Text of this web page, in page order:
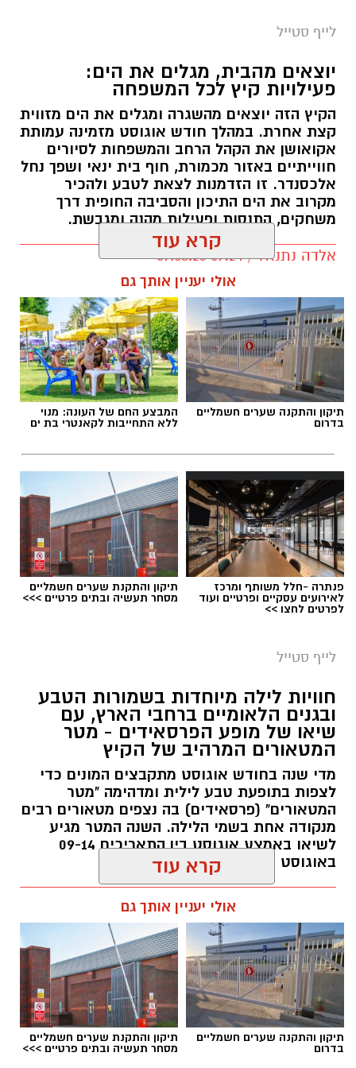
לייף סטייל
יוצאים מהבית, מגלים את הים:
פעילויות קיץ לכל המשפחה
הקיץ הזה יוצאים מהשגרה ומגלים את הים מזווית
קצת אחרת. במהלך חודש אוגוסט מזמינה עמותת
אקואושן את הקהל הרחב והמשפחות לסיורים
חווייתיים באזור מכמורת, חוף בית ינאי ושפך נחל
אלכסנדר. זו הזדמנות לצאת לטבע ולהכיר
מקרוב את הים התיכון והסביבה החופית דרך
משחקים, התנסות ופעילות מהנה ומגבשת.
אלדה נתנאל / 09:24 07.08.26
תגים:טיול
סיורי משפחות- צילום מיקה וולוב, אקואושן
במהלך הפעילות יכירו המשתתפים את הטבע
הייחודי של אזור שפך נחל אלכסנדר, את בעלי
החיים והצמחים המאפיינים אותו ואת המערכת
האקולוגית המקומית. בהמשך יגיעו למרכז החינוך
הימי "מגלים" של אקואושן, שם יוכלו להתבונן בדגם
חי של חוף סלעי בישראל ולהכיר מקרוב את בעלי
החיים הימיים החיים בו. במהלך הסיור ייחשפו גם
לאתגרים המשפיעים על הסביבה הימית, ובהם
פסולת ובעיקר פלסטיק, וילמדו באופן חווייתי כיצד
ניתן לשמור על הים ולסייע בהגנה עליו.
מועדי הסיורים:
וילדים
24 באוגוסט, יום שני, בשעות 16:30-19:30 הורים
וילדים
26 באוגוסט, יום רביעי, בשעות 9:00-12:00 מבוגרים
(גילאי 16+)
קרא עוד
אולי יעניין אותך גם
תיקון והתקנה שערים חשמליים
בדרום
המבצע החם של העונה: מנוי
ללא התחייבות לקאנטרי בת ים
פנתרה -חלל משותף ומרכז
לאירועים עסקיים ופרטיים ועוד
לפרטים לחצו >>
תיקון והתקנת שערים חשמליים
מסחר תעשיה ובתים פרטיים >>>
לייף סטייל
חוויות לילה מיוחדות בשמורות הטבע
ובגנים הלאומיים ברחבי הארץ, עם
שיאו של מופע הפרסאידים - מטר
המטאורים המרהיב של הקיץ
מדי שנה בחודש אוגוסט מתקבצים המונים כדי
לצפות בתופעת טבע לילית ומדהימה "מטר
המטאורים" (פרסאידים) בה נצפים מטאורים רבים
מנקודה אחת בשמי הלילה. השנה המטר מגיע
לשיאו באמצע אוגוסט בין התאריכים 09-14
באוגוסט 2026.
תגים:מטר המטאורים
כשהשמש שוקעת והשמיים מתכסים באלפי כוכבים,
קרא עוד
אולי יעניין אותך גם
תיקון והתקנה שערים חשמליים
בדרום
תיקון והתקנת שערים חשמליים
מסחר תעשיה ובתים פרטיים >>>